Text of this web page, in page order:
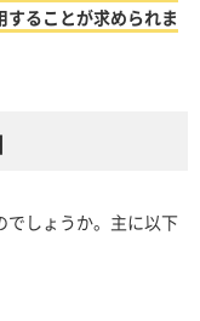
ることが求められま
でしょうか。主に以下